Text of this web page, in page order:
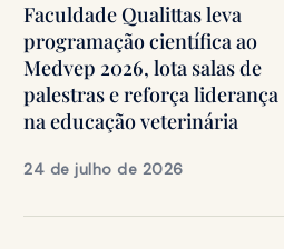
Faculdade Qualittas leva
programação científica ao
Medvep 2026, lota salas de
palestras e reforça liderança
na educação veterinária
24 de julho de 2026